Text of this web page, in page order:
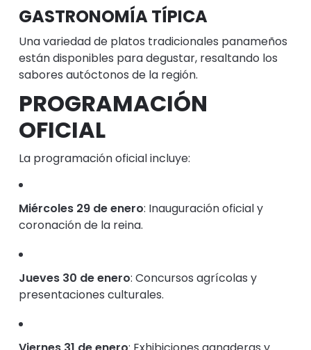
GASTRONOMÍA TÍPICA
Una variedad de platos tradicionales panameños
están disponibles para degustar, resaltando los
sabores autóctonos de la región.
PROGRAMACIÓN
OFICIAL
La programación oficial incluye:
Miércoles 29 de enero: Inauguración oficial y
coronación de la reina.
Jueves 30 de enero: Concursos agrícolas y
presentaciones culturales.